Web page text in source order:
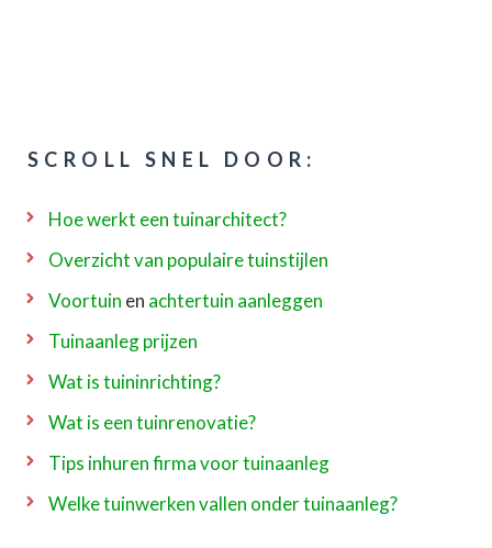
SCROLL SNEL DOOR:
Hoe werkt een tuinarchitect?
Overzicht van populaire tuinstijlen
Voortuin en achtertuin aanleggen
Tuinaanleg prijzen
Wat is tuininrichting?
Wat is een tuinrenovatie?
Tips inhuren firma voor tuinaanleg
Welke tuinwerken vallen onder tuinaanleg?